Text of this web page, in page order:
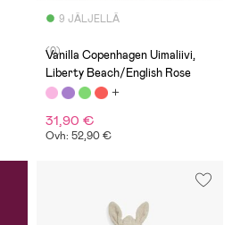
9 JÄLJELLÄ
(0)
Vanilla Copenhagen Uimaliivi,
Liberty Beach/English Rose
31,90 €
Ovh: 52,90 €